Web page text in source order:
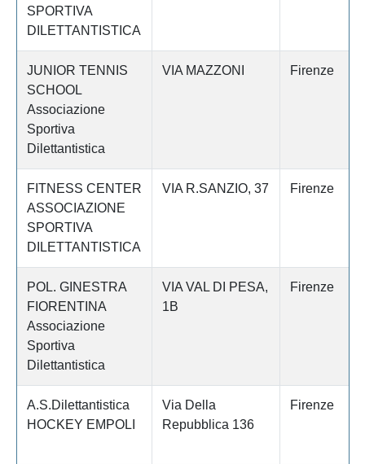
SPORTIVA
DILETTANTISTICA
JUNIOR TENNIS
SCHOOL
Associazione
Sportiva
Dilettantistica
VIA MAZZONI Firenze
FITNESS CENTER
ASSOCIAZIONE
SPORTIVA
DILETTANTISTICA
VIA R.SANZIO, 37 Firenze
POL. GINESTRA
FIORENTINA
Associazione
Sportiva
Dilettantistica
VIA VAL DI PESA,
1B
Firenze
A.S.Dilettantistica
HOCKEY EMPOLI
Via Della
Repubblica 136
Firenze